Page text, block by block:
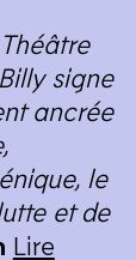
signe
ancrée
le
et de
Lire